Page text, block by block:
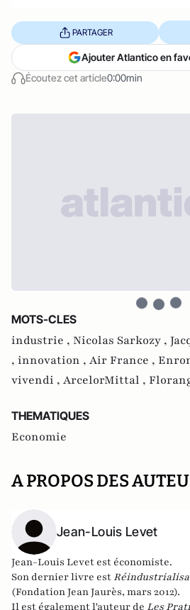
Écoutez cet article0:00min
PARTAGER
Ajouter Atlantico en
MOTS-CLES
industrie , Nicolas Sarkozy ,
, innovation , Air France ,
vivendi , ArcelorMittal ,
THEMATIQUES
Economie
A PROPOS DES
Jean-Louis Levet
Jean-Louis Levet est économiste.
Son dernier livre est
(Fondation Jean Jaurès, mars 2012).
Il est également l'auteur de Les